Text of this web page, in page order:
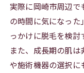
実際に岡崎市周辺
の時間に気になった
っかけに脱毛を検討
また、成長期の肌
や施術機器の選択に